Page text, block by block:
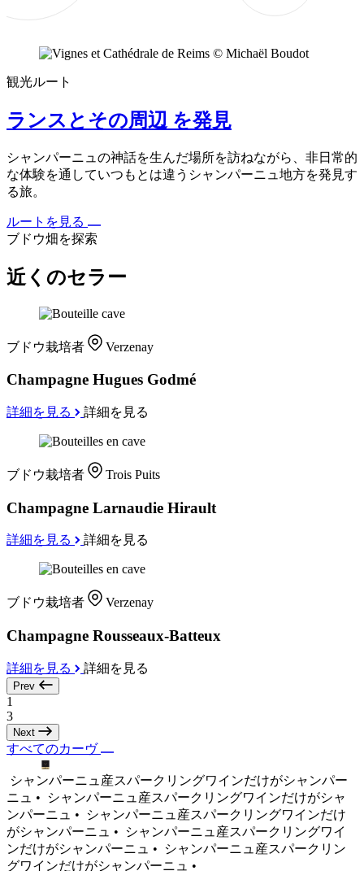
観光ルート
ランスとその周辺 を発見
シャンパーニュの神話を生んだ場所を訪ねながら、非日常的
な体験を通していつもとは違うシャンパーニュ地方を発見す
る旅。
ルートを見る
ブドウ畑を探索
近くのセラー
ブドウ栽培者 Verzenay
Champagne Hugues Godmé
詳細を見る 詳細を見る
ブドウ栽培者 Trois Puits
Champagne Larnaudie Hirault
詳細を見る 詳細を見る
ブドウ栽培者 Verzenay
Champagne Rousseaux-Batteux
詳細を見る 詳細を見る
Prev
1
3
Next
すべてのカーヴ
シャンパーニュ産スパークリングワインだけがシャンパー
ニュ •
シャンパーニュ産スパークリングワインだけがシャ
ンパーニュ •
シャンパーニュ産スパークリングワインだけ
がシャンパーニュ •
シャンパーニュ産スパークリングワイ
ンだけがシャンパーニュ •
シャンパーニュ産スパークリン
グワインだけがシャンパーニュ •